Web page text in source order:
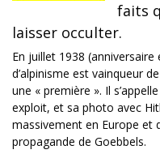
faits
laisser occulter.
En juillet 1938
d’alpinisme est vainqueur
une « première ». Il
exploit, et sa photo avec
massivement en Europe et
propagande de Goebbels.